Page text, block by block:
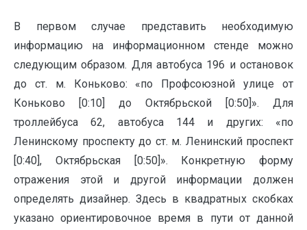
В первом случае представить необходимую
информацию на информационном стенде можно
следующим образом. Для автобуса 196 и остановок
до ст. м. Коньково: «по Профсоюзной улице от
Коньково [0:10] до Октябрьской [0:50]». Для
троллейбуса 62, автобуса 144 и других: «по
Ленинскому проспекту до ст. м. Ленинский проспект
[0:40], Октябрьская [0:50]». Конкретную форму
отражения этой и другой информации должен
определять дизайнер. Здесь в квадратных скобках
указано ориентировочное время в пути от данной